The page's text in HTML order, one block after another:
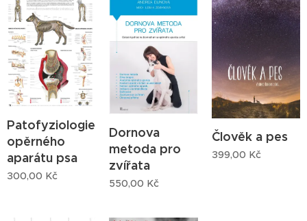
Patofyziologie
opěrného
aparátu psa
300,00 Kč
Dornova
metoda pro
zvířata
550,00 Kč
Člověk a pes
399,00 Kč